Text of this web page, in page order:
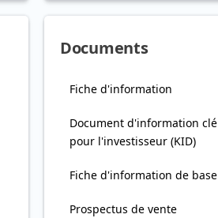
Documents
Fiche d'information
Document d'information clé
pour l'investisseur (KID)
Fiche d'information de base
Prospectus de vente